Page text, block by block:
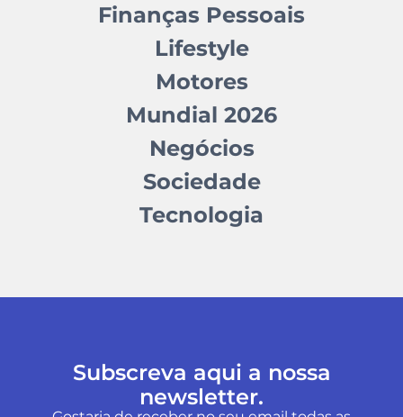
Finanças Pessoais
Lifestyle
Motores
Mundial 2026
Negócios
Sociedade
Tecnologia
Subscreva aqui a nossa
newsletter.